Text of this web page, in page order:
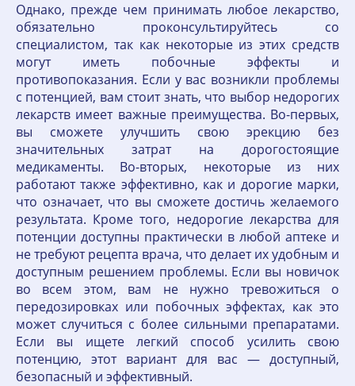
Однако, прежде чем принимать любое лекарство,
обязательно проконсультируйтесь со
специалистом, так как некоторые из этих средств
могут иметь побочные эффекты и
противопоказания. Если у вас возникли проблемы
с потенцией, вам стоит знать, что выбор недорогих
лекарств имеет важные преимущества. Во-первых,
вы сможете улучшить свою эрекцию без
значительных затрат на дорогостоящие
медикаменты. Во-вторых, некоторые из них
работают также эффективно, как и дорогие марки,
что означает, что вы сможете достичь желаемого
результата. Кроме того, недорогие лекарства для
потенции доступны практически в любой аптеке и
не требуют рецепта врача, что делает их удобным и
доступным решением проблемы. Если вы новичок
во всем этом, вам не нужно тревожиться о
передозировках или побочных эффектах, как это
может случиться с более сильными препаратами.
Если вы ищете легкий способ усилить свою
потенцию, этот вариант для вас — доступный,
безопасный и эффективный.